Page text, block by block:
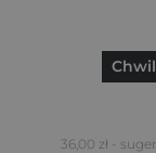
36,00 zł -